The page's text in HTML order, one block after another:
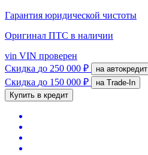
Гарантия юридической чистоты
Оригинал ПТС в наличии
vin VIN проверен
Скидка до 250 000 ₽ на автокредит
Скидка до 150 000 ₽
на Trade-In
Купить в кредит